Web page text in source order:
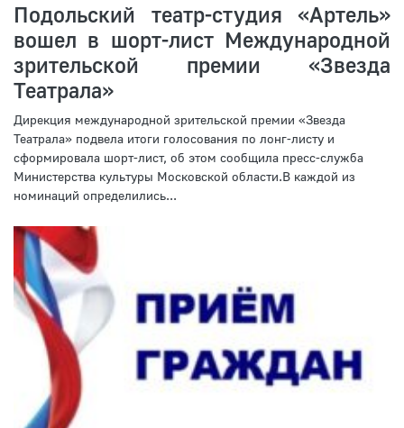
Подольский театр-студия «Артель»
вошел в шорт-лист Международной
зрительской премии «Звезда
Театрала»
Дирекция международной зрительской премии «Звезда
Театрала» подвела итоги голосования по лонг-листу и
сформировала шорт-лист, об этом сообщила пресс-служба
Министерства культуры Московской области.В каждой из
номинаций определились...